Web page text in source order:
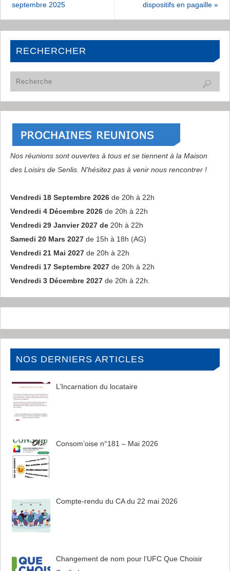
septembre 2025
dispositifs en pagaille»
RECHERCHER
Nos réunions sont ouvertes à tous et se tiennent à la Maison
des Loisirs de Senlis. N'hésitez pas à venir nous rencontrer !
Vendredi 18 Septembre 2026de 20h à 22h
Vendredi 4 Décembre 2026de 20h à 22h
Vendredi 29 Janvier 2027 de20h à 22h
Samedi 20 Mars 2027de 15h à 18h (AG)
Vendredi 21 Mai 2027de 20h à 22h
Vendredi 17 Septembre 2027de 20h à 22h
Vendredi 3 Décembre 2027de 20h à 22h.
NOS DERNIERS ARTICLES
L’Incarnation du locataire
Consom’oise n°181 – Mai 2026
Compte-rendu du CA du 22 mai 2026
Changement de nom pour l’UFC Que Choisir